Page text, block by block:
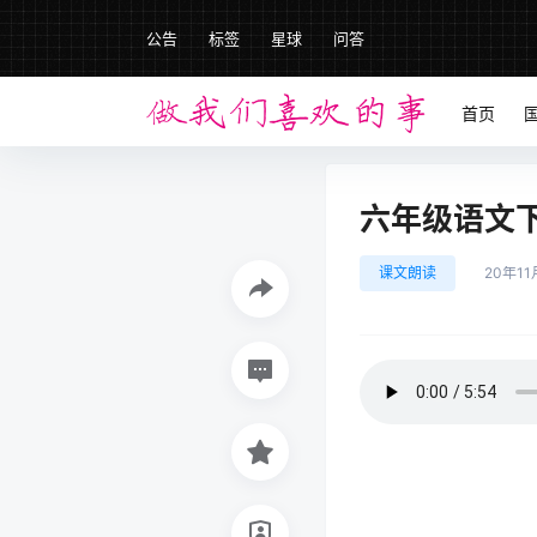
公告 标签 星球 问答
首页
六年级语文
课文朗读 20年11